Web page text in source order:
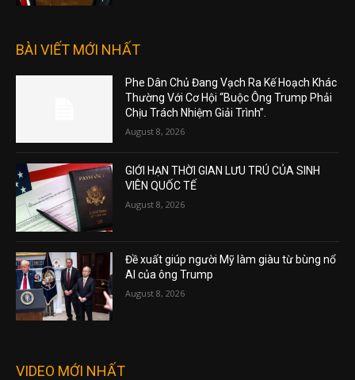
BÀI VIẾT MỚI NHẤT
Phe Dân Chủ Đang Vạch Ra Kế Hoạch Khác
Thường Với Cơ Hội “Buộc Ông Trump Phải
Chịu Trách Nhiệm Giải Trình”.
August 8, 2026
GIỚI HẠN THỜI GIAN LƯU TRÚ CỦA SINH
VIÊN QUỐC TẾ
August 8, 2026
Đề xuất giúp người Mỹ làm giàu từ bùng nổ
AI của ông Trump
August 8, 2026
VIDEO MỚI NHẤT